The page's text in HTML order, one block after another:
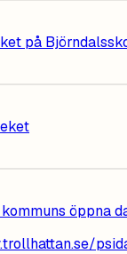
på
öppna